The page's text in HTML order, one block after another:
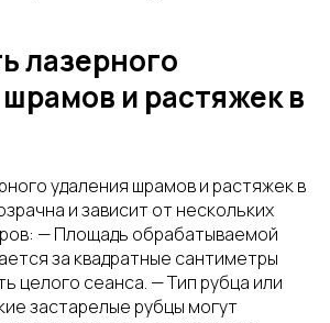
лазерного
и растяжек в
удаления шрамов и растяжек в
и зависит от нескольких
— Площадь обрабатываемой
за квадратные сантиметры
целого сеанса. — Тип рубца или
застарелые рубцы могут